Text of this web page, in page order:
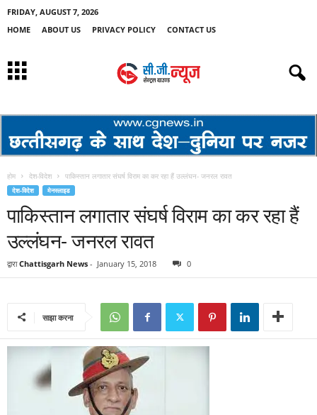
FRIDAY, AUGUST 7, 2026
HOME
ABOUT US PRIVACY POLICY CONTACT US
होम देश-विदेश पाकिस्तान लगातार संघर्ष विराम का कर रहा हैं उल्लंघन- जनरल रावत
देश-विदेश मेनस्लाइड
पाकिस्तान लगातार संघर्ष विराम का कर रहा हैं
उल्लंघन- जनरल रावत
द्वारा Chattisgarh News - January 15, 2018 0
साझा करना